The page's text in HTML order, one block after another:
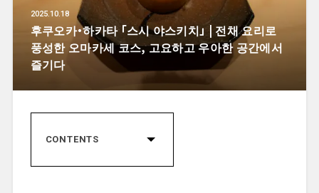
2025.10.18
후쿠오카・하카타 「스시 야스키치」 | 전채 요리로
풍성한 오마카세 코스, 고요하고 우아한 공간에서
즐기다
CONTENTS